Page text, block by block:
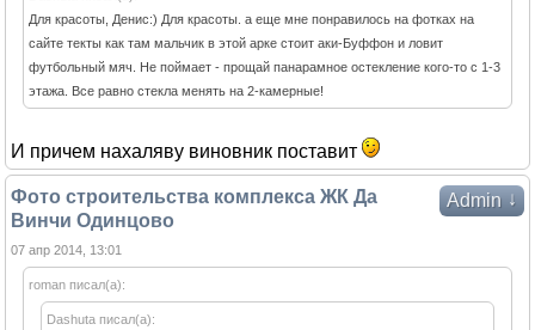
Для красоты, Денис:) Для красоты. а еще мне понравилось на фотках на
сайте текты как там мальчик в этой арке стоит аки-Буффон и ловит
футбольный мяч. Не поймает - прощай панарамное остекление кого-то с 1-3
этажа. Все равно стекла менять на 2-камерные!
И причем нахаляву виновник поставит
Admin ↓
Фото строительства комплекса ЖК Да
Винчи Одинцово
07 апр 2014, 13:01
roman писал(а):
Dashuta писал(а):